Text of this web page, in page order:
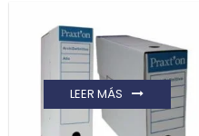
LEER MÁS